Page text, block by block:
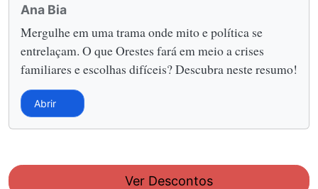
Ana Bia
Mergulhe em uma trama onde mito e política se
entrelaçam. O que Orestes fará em meio a crises
familiares e escolhas difíceis? Descubra neste resumo!
Abrir
Ver Descontos